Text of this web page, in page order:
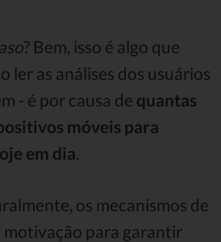
? Bem, isso é algo que
ler as análises dos usuários
- é por causa de quantas
móveis para
em dia
os mecanismos de
motivação para garantir